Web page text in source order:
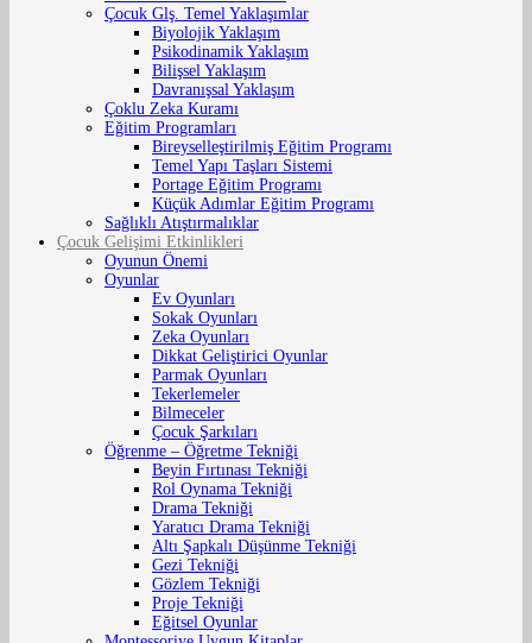
Çocuk Glş. Temel Yaklaşımlar
Biyolojik Yaklaşım
Psikodinamik Yaklaşım
Bilişsel Yaklaşım
Davranışsal Yaklaşım
Çoklu Zeka Kuramı
Eğitim Programları
Bireyselleştirilmiş Eğitim Programı
Temel Yapı Taşları Sistemi
Portage Eğitim Programı
Küçük Adımlar Eğitim Programı
Sağlıklı Atıştırmalıklar
Çocuk Gelişimi Etkinlikleri
Oyunun Önemi
Oyunlar
Ev Oyunları
Sokak Oyunları
Zeka Oyunları
Dikkat Geliştirici Oyunlar
Parmak Oyunları
Tekerlemeler
Bilmeceler
Çocuk Şarkıları
Öğrenme – Öğretme Tekniği
Beyin Fırtınası Tekniği
Rol Oynama Tekniği
Drama Tekniği
Yaratıcı Drama Tekniği
Altı Şapkalı Düşünme Tekniği
Gezi Tekniği
Gözlem Tekniği
Proje Tekniği
Eğitsel Oyunlar